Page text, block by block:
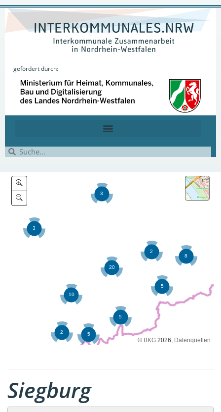
gefördert durch:
© BKG 2026, Datenquellen
Siegburg